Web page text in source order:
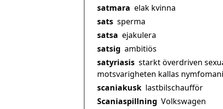
satmara elak kvinna
sats sperma
satsa ejakulera
satsig ambitiös
satyriasis starkt överdriven
motsvarigheten kallas
scaniakusk lastbilschaufför
Scaniaspillning Volkswagen